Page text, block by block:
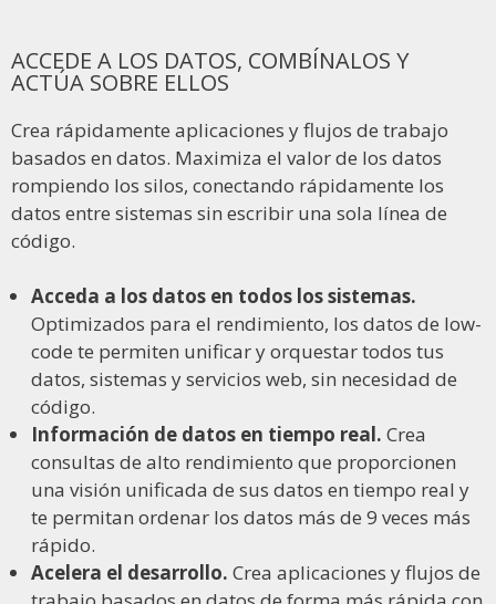
ACCEDE A LOS DATOS, COMBÍNALOS Y
ACTÚA SOBRE ELLOS
Crea rápidamente aplicaciones y flujos de trabajo
basados en datos. Maximiza el valor de los datos
rompiendo los silos, conectando rápidamente los
datos entre sistemas sin escribir una sola línea de
código.
Acceda a los datos en todos los sistemas.
Optimizados para el rendimiento, los datos de low-
code te permiten unificar y orquestar todos tus
datos, sistemas y servicios web, sin necesidad de
código.
Información de datos en tiempo real. Crea
consultas de alto rendimiento que proporcionen
una visión unificada de sus datos en tiempo real y
te permitan ordenar los datos más de 9 veces más
rápido.
Acelera el desarrollo. Crea aplicaciones y flujos de